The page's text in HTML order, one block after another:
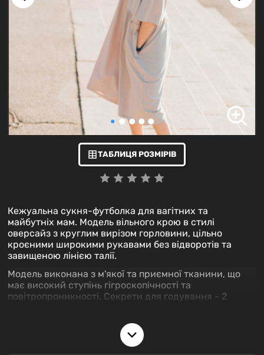
ТАБЛИЦЯ РОЗМІРІВ
Кежуальна сукня-футболка для вагітних та
майбутніх мам. Модель вільного крою в стилі
оверсайз з круглим вирізом горловини, цільно
кроєними широкими рукавами без відворотів та
завищеною лінією талії.
Модель виконана з м'якої та приємної тканини, що
має високий ступінь гігроскопічності та
повітропроникності. Секрети для годування - 2
Параметри моделі на фото: зріст -175 см, обхват
грудей - 84 см, обхват талії - 60 см, обхват стегон -